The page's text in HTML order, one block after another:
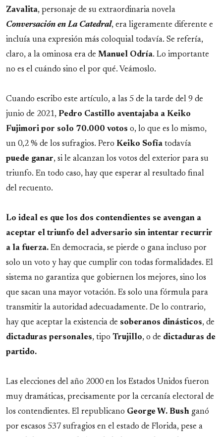
Zavalita, personaje de su extraordinaria novela
Conversación en La Catedral, era ligeramente diferente e
incluía una expresión más coloquial todavía. Se refería,
claro, a la ominosa era de Manuel Odría. Lo importante
no es el cuándo sino el por qué. Veámoslo.
Cuando escribo este artículo, a las 5 de la tarde del 9 de
junio de 2021, Pedro Castillo aventajaba a Keiko
Fujimori por solo 70.000 votos o, lo que es lo mismo,
un 0,2 % de los sufragios. Pero Keiko Sofía todavía
puede ganar, si le alcanzan los votos del exterior para su
triunfo. En todo caso, hay que esperar al resultado final
del recuento.
Lo ideal es que los dos contendientes se avengan a
aceptar el triunfo del adversario sin intentar recurrir
a la fuerza. En democracia, se pierde o gana incluso por
solo un voto y hay que cumplir con todas formalidades. El
sistema no garantiza que gobiernen los mejores, sino los
que sacan una mayor votación. Es solo una fórmula para
transmitir la autoridad adecuadamente. De lo contrario,
hay que aceptar la existencia de soberanos dinásticos, de
dictaduras personales, tipo Trujillo, o de dictaduras de
partido.
Las elecciones del año 2000 en los Estados Unidos fueron
muy dramáticas, precisamente por la cercanía electoral de
los contendientes. El republicano George W. Bush ganó
por escasos 537 sufragios en el estado de Florida, pese a